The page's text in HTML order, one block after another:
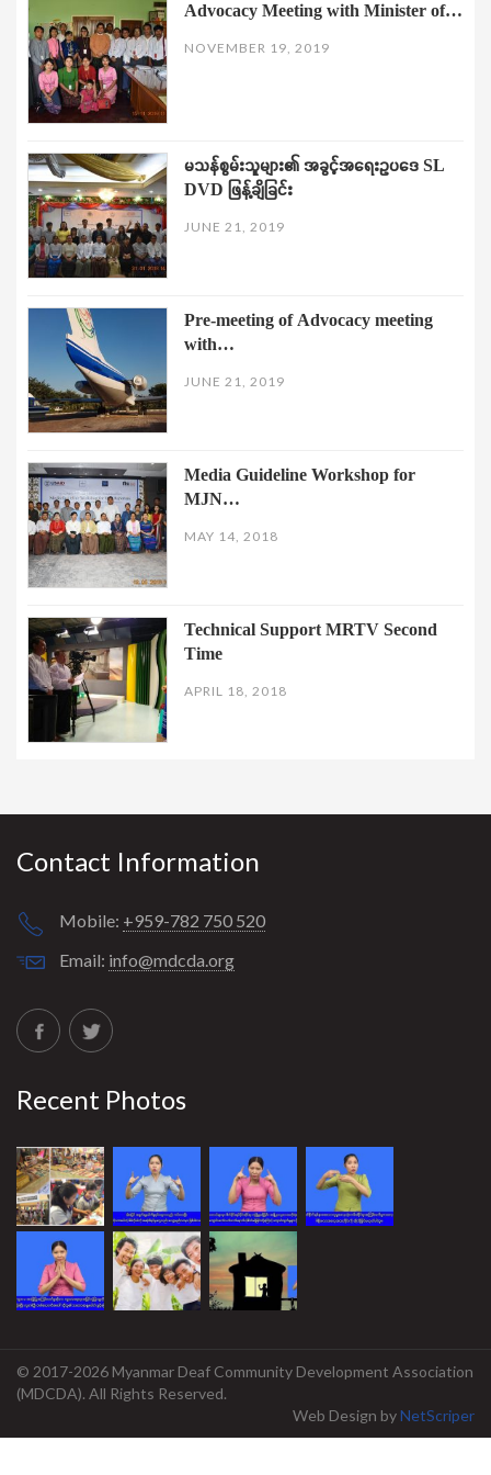
Advocacy Meeting with Minister of…
NOVEMBER 19, 2019
မသန်စွမ်းသူများ၏ အခွင့်အရေးဥပဒေ SL
DVD ဖြန့်ချိခြင်း
JUNE 21, 2019
Pre-meeting of Advocacy meeting
with…
JUNE 21, 2019
Media Guideline Workshop for
MJN…
MAY 14, 2018
Technical Support MRTV Second
Time
APRIL 18, 2018
Contact Information
Mobile: +959-782 750 520
Email: info@mdcda.org
Recent Photos
© 2017-2026 Myanmar Deaf Community Development Association
(MDCDA). All Rights Reserved.
Web Design byNetScriper